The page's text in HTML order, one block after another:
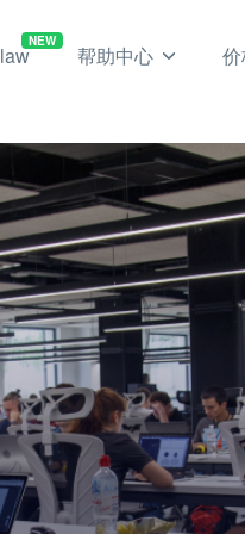
NEW
帮助中心